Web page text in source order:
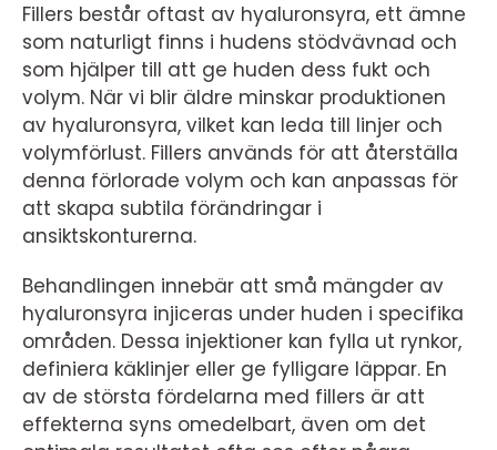
Fillers består oftast av hyaluronsyra, ett ämne
som naturligt finns i hudens stödvävnad och
som hjälper till att ge huden dess fukt och
volym. När vi blir äldre minskar produktionen
av hyaluronsyra, vilket kan leda till linjer och
volymförlust. Fillers används för att återställa
denna förlorade volym och kan anpassas för
att skapa subtila förändringar i
ansiktskonturerna.
Behandlingen innebär att små mängder av
hyaluronsyra injiceras under huden i specifika
områden. Dessa injektioner kan fylla ut rynkor,
definiera käklinjer eller ge fylligare läppar. En
av de största fördelarna med fillers är att
effekterna syns omedelbart, även om det